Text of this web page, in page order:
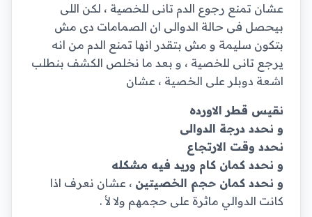
عشان تمنع رجوع الدم تانى للخصية ، لكن اللى
بيحصل فى حالة الدوالى ان الصمامات دى مش
بتكون سليمة و مش بتقدر انها تمنع الدم من انه
يرجع تانى للخصية ، و بعد ما نخلص الكشف بنطلب
اشعة دوبلر على الخصية ، عشان
نقيس قطر الاورده
و نحدد درجة الدوالى
نحدد وقت الارتجاع
و نحدد كمان كام وريد فيه مشكله
و نحدد كمان حجم الخصيتين ، عشان نعرف اذا
كانت الدوالي ماثرة على حجمهم ولا لأ .